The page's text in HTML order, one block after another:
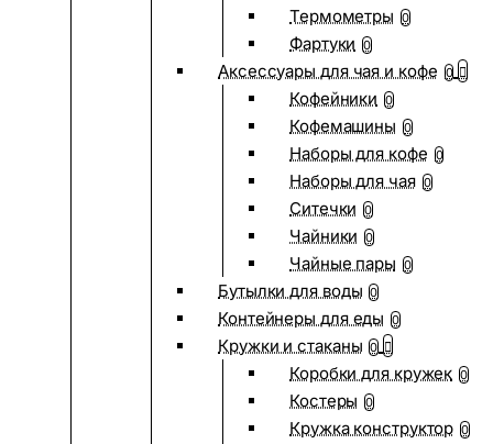
Термометры 0
Фартуки 0
Аксессуары для чая и кофе 0
Кофейники 0
Кофемашины 0
Наборы для кофе 0
Наборы для чая 0
Ситечки 0
Чайники 0
Чайные пары 0
Бутылки для воды 0
Контейнеры для еды 0
Кружки и стаканы 0
Коробки для кружек 0
Костеры 0
Кружка конструктор 0